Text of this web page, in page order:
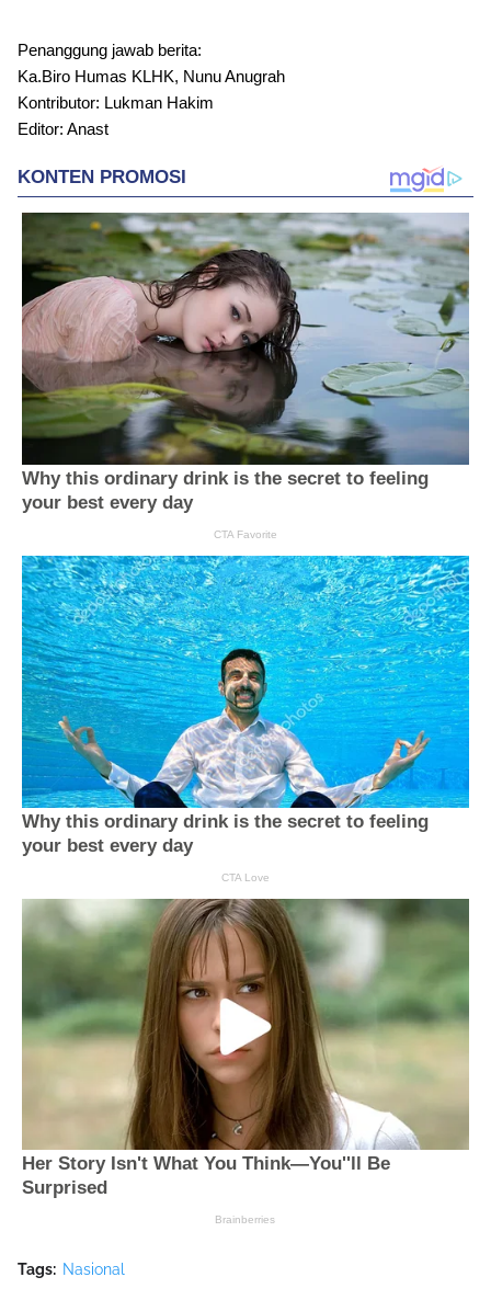
Penanggung jawab berita:
Ka.Biro Humas KLHK, Nunu Anugrah
Kontributor: Lukman Hakim
Editor: Anast
Tags: Nasional